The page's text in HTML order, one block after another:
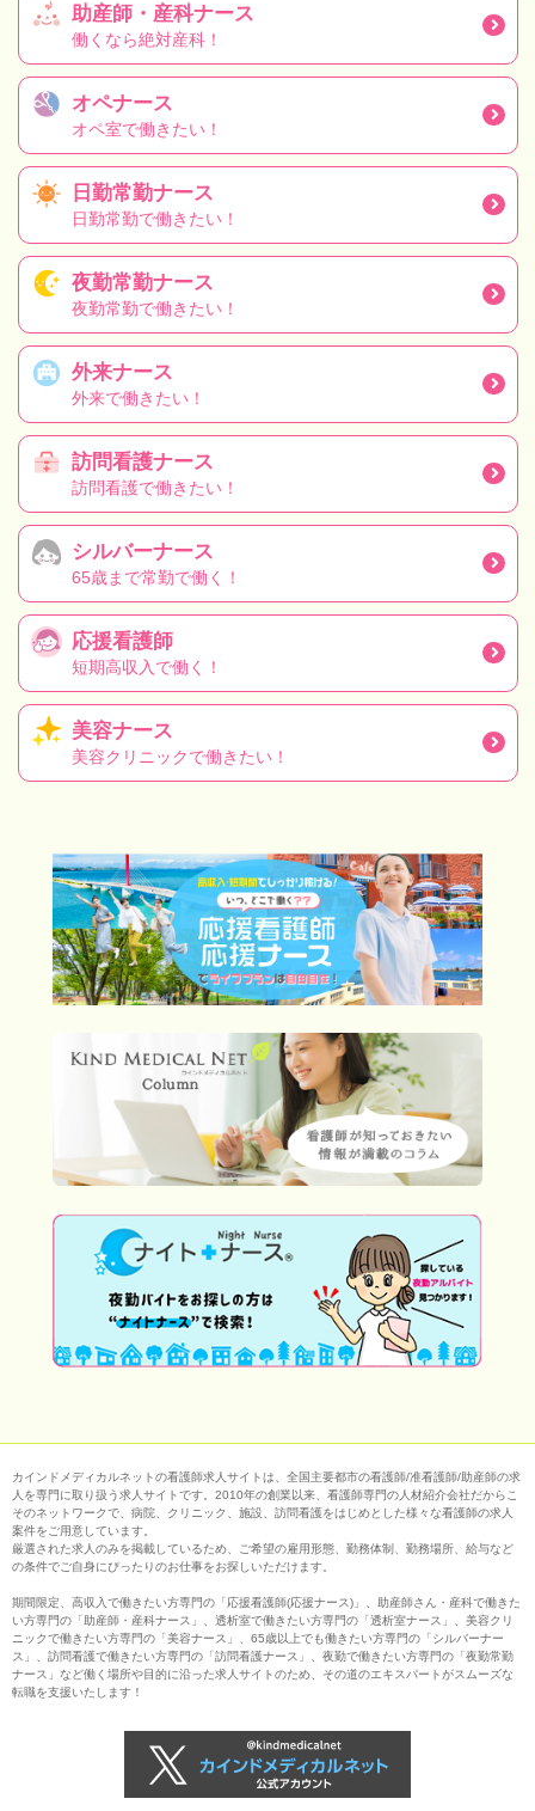
助産師・産科ナース
働くなら絶対産科！
オペナース
オペ室で働きたい！
日勤常勤ナース
日勤常勤で働きたい！
夜勤常勤ナース
夜勤常勤で働きたい！
外来ナース
外来で働きたい！
訪問看護ナース
訪問看護で働きたい！
シルバーナース
65歳まで常勤で働く！
応援看護師
短期高収入で働く！
美容ナース
美容クリニックで働きたい！
カインドメディカルネットの看護師求人サイトは、全国主要都市の看護師/准看護師/助産師の求
人を専門に取り扱う求人サイトです。2010年の創業以来、看護師専門の人材紹介会社だからこ
そのネットワークで、病院、クリニック、施設、訪問看護をはじめとした様々な看護師の求人
案件をご用意しています。
厳選された求人のみを掲載しているため、ご希望の雇用形態、勤務体制、勤務場所、給与など
の条件でご自身にぴったりのお仕事をお探しいただけます。
期間限定、高収入で働きたい方専門の「応援看護師(応援ナース)」、助産師さん・産科で働きた
い方専門の「助産師・産科ナース」、透析室で働きたい方専門の「透析室ナース」、美容クリ
ニックで働きたい方専門の「美容ナース」、65歳以上でも働きたい方専門の「シルバーナー
ス」、訪問看護で働きたい方専門の「訪問看護ナース」、夜勤で働きたい方専門の「夜勤常勤
ナース」など働く場所や目的に沿った求人サイトのため、その道のエキスパートがスムーズな
転職を支援いたします！